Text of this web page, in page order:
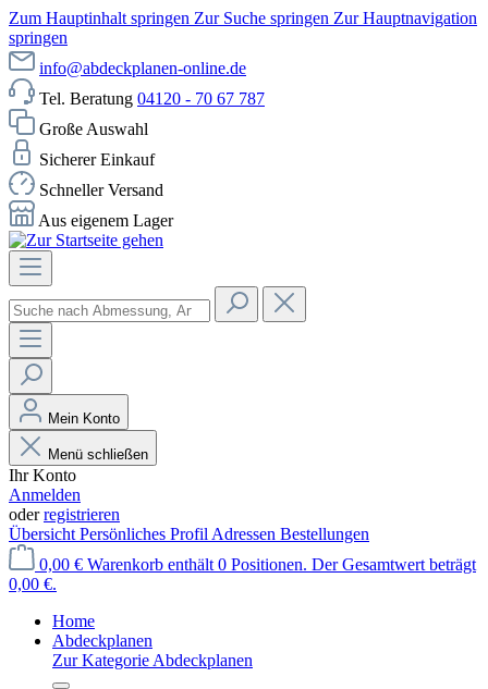
Zum Hauptinhalt springen Zur Suche springen Zur Hauptnavigation
springen
info@abdeckplanen-online.de
Tel. Beratung 04120 - 70 67 787
Große Auswahl
Sicherer Einkauf
Schneller Versand
Aus eigenem Lager
Mein Konto
Menü schließen
Ihr Konto
Anmelden
oderregistrieren
Übersicht Persönliches Profil Adressen Bestellungen
0,00 € Warenkorb enthält 0 Positionen. Der Gesamtwert beträgt
0,00 €.
Home
Abdeckplanen
Zur Kategorie Abdeckplanen